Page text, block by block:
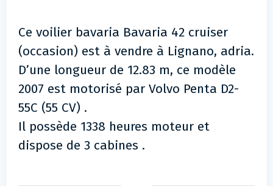
Ce voilier bavaria Bavaria 42 cruiser
(occasion) est à vendre à Lignano, adria.
D’une longueur de 12.83 m, ce modèle
2007 est motorisé par Volvo Penta D2-
55C (55 CV) .
Il possède 1338 heures moteur et
dispose de 3 cabines .